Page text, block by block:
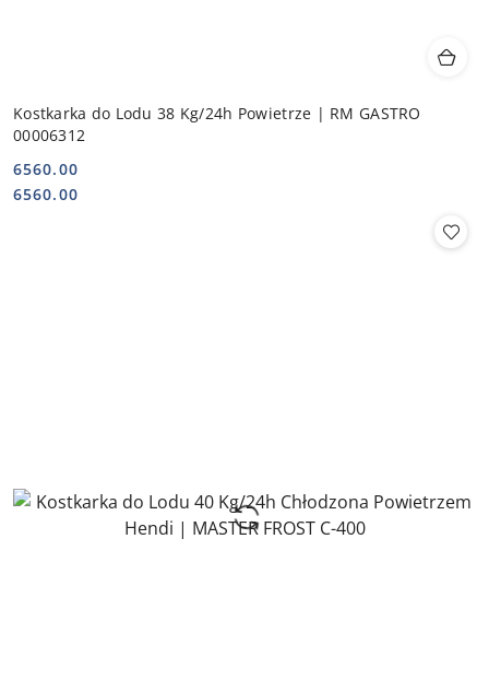
Kostkarka do Lodu 38 Kg/24h Powietrze | RM GASTRO
00006312
Cena:
6560.00
Cena:
6560.00